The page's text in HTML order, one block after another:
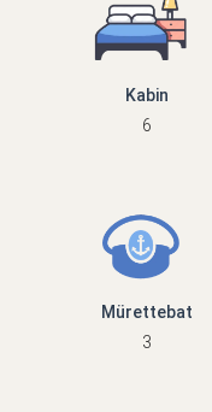
Kabin
6
Mürettebat
3